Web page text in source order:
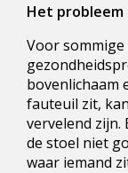
Het probleem
Voor
bovenlichaam
fauteuil zit,
vervelend zijn.
de stoel niet
waar iemand